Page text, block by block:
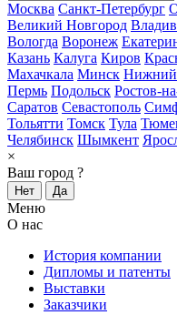
Москва Санкт-Петербург
Великий Новгород
Вологда Воронеж
Казань Калуга Киров
Махачкала Минск Нижний
Пермь Подольск Ростов-
Саратов Севастополь
Тольятти Томск Тула
Челябинск Шымкент
×
Ваш город ?
Нет Да
Меню
О нас
История компании
Дипломы и патенты
Выставки
Заказчики